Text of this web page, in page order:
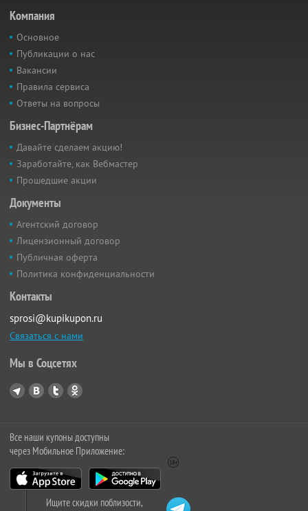
Компания
Основное
Публикации о нас
Вакансии
Правила сервиса
Ответы на вопросы
Бизнес-Партнёрам
Давайте сделаем акцию!
Заработайте, как Вебмастер
Прошедшие акции
Документы
Агентский договор
Лицензионный договор
Публичная оферта
Политика конфиденциальности
Контакты
sprosi@kupikupon.ru
Связаться с нами
Мы в Соцсетях
Все наши купоны доступны
через Мобильное Приложение:
Ищите скидки поблизости,